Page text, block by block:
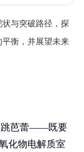
与突破路径，探
衡，并展望未来
跳芭蕾——既要
化物电解质室